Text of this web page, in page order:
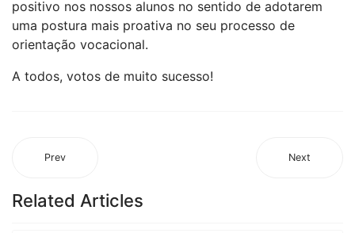
positivo nos nossos alunos no sentido de adotarem
uma postura mais proativa no seu processo de
orientação vocacional.
A todos, votos de muito sucesso!
Prev Next
Related Articles